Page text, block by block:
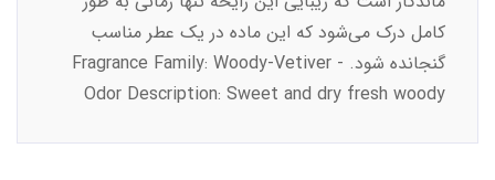
کامل درک می‌شود که این ماده در یک عطر مناسب
گنجانده شود. Fragrance Family: Woody-Vetiver -
Odor Description: Sweet and dry fresh woody